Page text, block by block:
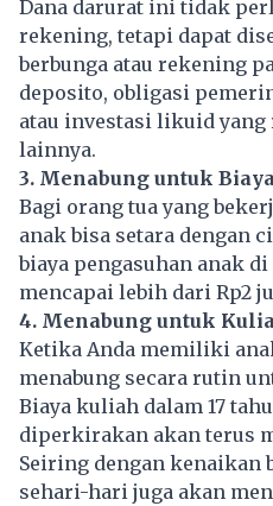
Dana darurat ini tidak
rekening, tetapi dapat
berbunga atau rekening
deposito, obligasi
atau investasi likuid
lainnya.
3. Menabung untuk
Bagi orang tua yang
anak bisa setara dengan
biaya pengasuhan anak
mencapai lebih dari Rp2
4. Menabung untuk
Ketika Anda memiliki
menabung secara rutin
Biaya kuliah dalam 17
diperkirakan akan terus
Seiring dengan kenaikan
sehari-hari juga akan